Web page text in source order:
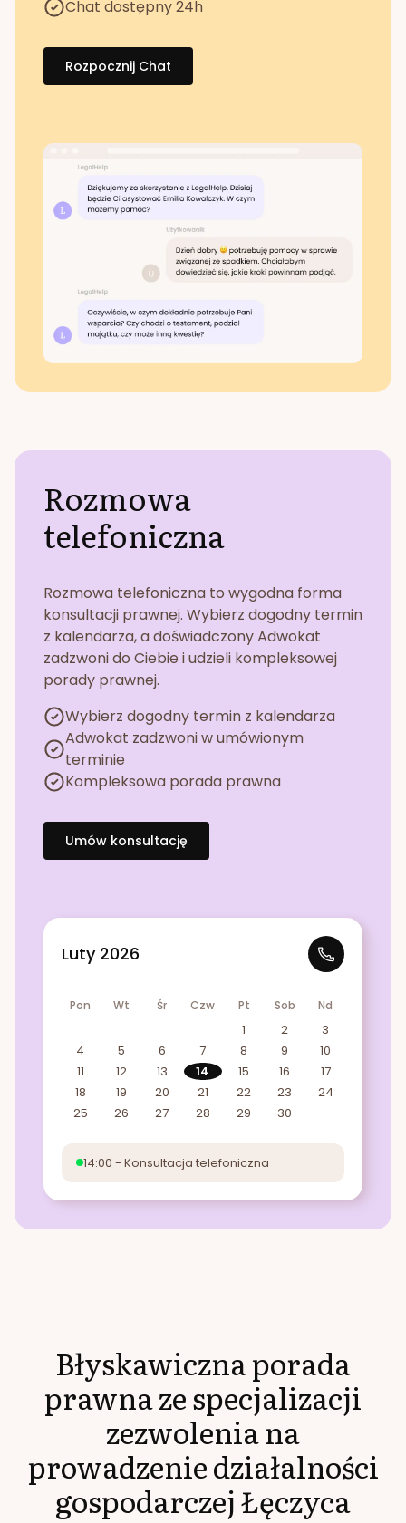
Chat dostępny 24h
Rozpocznij Chat
Rozmowa
telefoniczna
Rozmowa telefoniczna to wygodna forma
konsultacji prawnej. Wybierz dogodny termin
z kalendarza, a doświadczony Adwokat
zadzwoni do Ciebie i udzieli kompleksowej
porady prawnej.
Wybierz dogodny termin z kalendarza
Adwokat zadzwoni w umówionym
terminie
Kompleksowa porada prawna
Umów konsultację
Luty 2026
Pon Wt Śr Czw Pt Sob Nd
1 2
3
4
5 6 7 8 9
10
11
12 13 14 15 16
17
18
19 20 21 22 23
24
25
26 27 28 29 30
14:00 - Konsultacja telefoniczna
Błyskawiczna porada
prawna ze specjalizacji
zezwolenia na
prowadzenie działalności
gospodarczejŁęczyca